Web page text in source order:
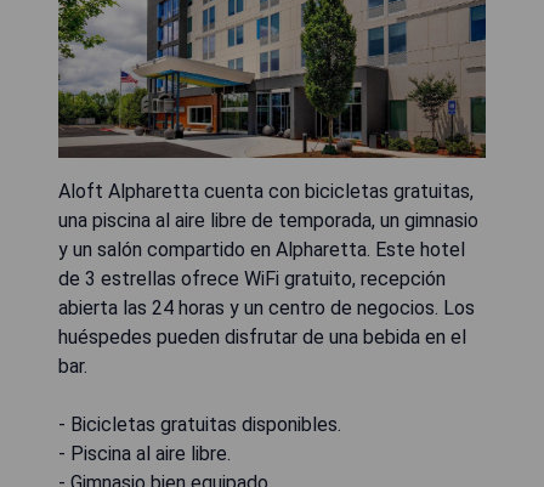
Aloft Alpharetta cuenta con bicicletas gratuitas,
una piscina al aire libre de temporada, un gimnasio
y un salón compartido en Alpharetta. Este hotel
de 3 estrellas ofrece WiFi gratuito, recepción
abierta las 24 horas y un centro de negocios. Los
huéspedes pueden disfrutar de una bebida en el
bar.
- Bicicletas gratuitas disponibles.
- Piscina al aire libre.